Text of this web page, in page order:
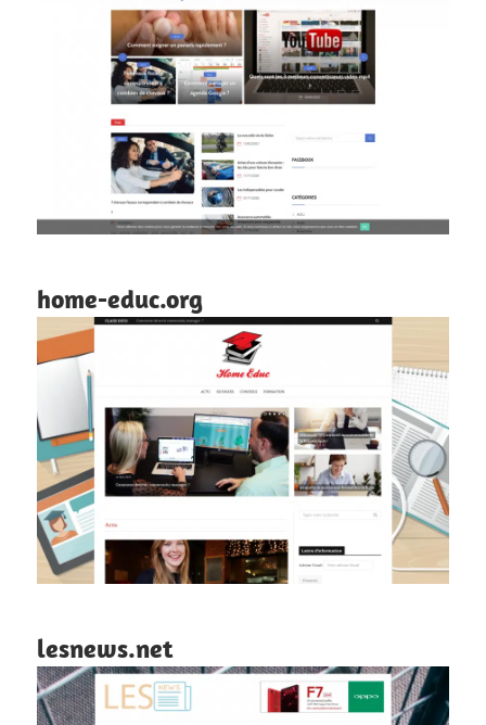
home-educ.org
lesnews.net